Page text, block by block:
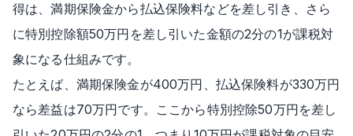
得は、満期保険金から払込保険料などを差し引き、さら
に特別控除額50万円を差し引いた金額の2分の1が課税対
象になる仕組みです。
たとえば、満期保険金が400万円、払込保険料が330万円
なら差益は70万円です。ここから特別控除50万円を差し